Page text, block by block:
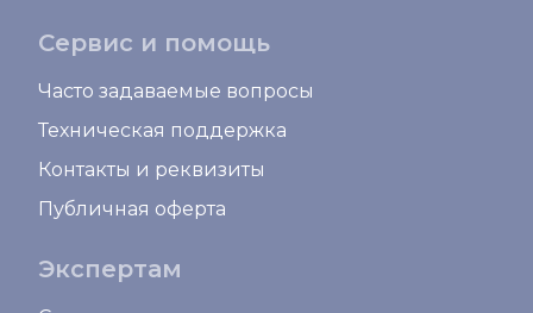
Сервис и помощь
Часто задаваемые вопросы
Техническая поддержка
Контакты и реквизиты
Публичная оферта
Экспертам